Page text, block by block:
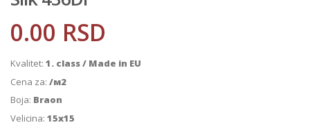
0.00 RSD
Kvalitet: 1. class / Made in EU
Cena za: /м2
Boja: Braon
Velicina: 15x15